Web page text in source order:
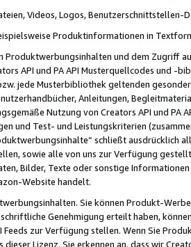
Videos, Logos, Benutzerschnittstellen-
Produktinformationen in
Produktwerbungsinhalten und dem Zugriff
API und PA API Musterquellcodes und
jede Musterbibliothek geltenden
Anleitungen,
Nutzung von Creators API und PA
und Test- und Leistungskriterien
schließt ausdrücklich
sowie alle von uns zur Verfügung
Bilder, Texte oder sonstige
Website handelt.
Sie können Produkt-
Genehmigung erteilt haben,
Feeds zur Verfügung stellen. Wenn Sie
Lizenz. Sie erkennen an, dass wir